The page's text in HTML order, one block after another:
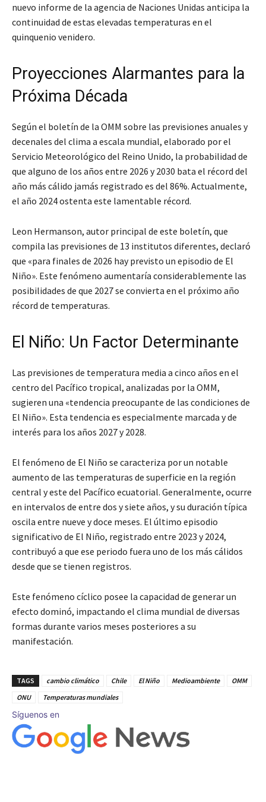
nuevo informe de la agencia de Naciones Unidas anticipa la
continuidad de estas elevadas temperaturas en el
quinquenio venidero.
Proyecciones Alarmantes para la
Próxima Década
Según el boletín de la OMM sobre las previsiones anuales y
decenales del clima a escala mundial, elaborado por el
Servicio Meteorológico del Reino Unido, la probabilidad de
que alguno de los años entre 2026 y 2030 bata el récord del
año más cálido jamás registrado es del 86%. Actualmente,
el año 2024 ostenta este lamentable récord.
Leon Hermanson, autor principal de este boletín, que
compila las previsiones de 13 institutos diferentes, declaró
que «para finales de 2026 hay previsto un episodio de El
Niño». Este fenómeno aumentaría considerablemente las
posibilidades de que 2027 se convierta en el próximo año
récord de temperaturas.
El Niño: Un Factor Determinante
Las previsiones de temperatura media a cinco años en el
centro del Pacífico tropical, analizadas por la OMM,
sugieren una «tendencia preocupante de las condiciones de
El Niño». Esta tendencia es especialmente marcada y de
interés para los años 2027 y 2028.
El fenómeno de El Niño se caracteriza por un notable
aumento de las temperaturas de superficie en la región
central y este del Pacífico ecuatorial. Generalmente, ocurre
en intervalos de entre dos y siete años, y su duración típica
oscila entre nueve y doce meses. El último episodio
significativo de El Niño, registrado entre 2023 y 2024,
contribuyó a que ese periodo fuera uno de los más cálidos
desde que se tienen registros.
Este fenómeno cíclico posee la capacidad de generar un
efecto dominó, impactando el clima mundial de diversas
formas durante varios meses posteriores a su
manifestación.
TAGS cambio climático Chile El Niño Medioambiente
OMM
ONU
Temperaturas mundiales
Síguenos en